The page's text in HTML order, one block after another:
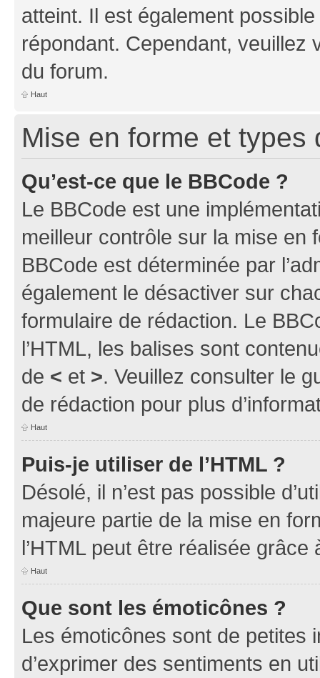
atteint. Il est également
répondant. Cependant,
du forum.
Haut
Mise en forme et types
Qu’est-ce que le BBCode ?
Le BBCode est une
meilleur contrôle sur la mise en
BBCode est déterminée par
également le désactiver sur
formulaire de rédaction. Le
l’HTML, les balises sont
de < et >. Veuillez consulter le
de rédaction pour plus
Haut
Puis-je utiliser de l’HTML ?
Désolé, il n’est pas possible
majeure partie de la mise en
l’HTML peut être réalisée grâce
Haut
Que sont les émoticônes ?
Les émoticônes sont de petites
d’exprimer des sentiments en